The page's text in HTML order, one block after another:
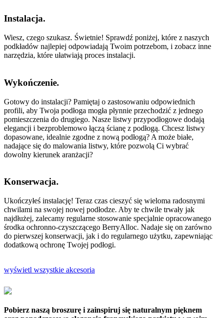
Instalacja.
Wiesz, czego szukasz. Świetnie! Sprawdź poniżej, które z naszych
podkładów najlepiej odpowiadają Twoim potrzebom, i zobacz inne
narzędzia, które ułatwiają proces instalacji.
Wykończenie.
Gotowy do instalacji? Pamiętaj o zastosowaniu odpowiednich
profili, aby Twoja podłoga mogła płynnie przechodzić z jednego
pomieszczenia do drugiego. Nasze listwy przypodłogowe dodają
elegancji i bezproblemowo łączą ścianę z podłogą. Chcesz listwy
dopasowane, idealnie zgodne z nową podłogą? A może białe,
nadające się do malowania listwy, które pozwolą Ci wybrać
dowolny kierunek aranżacji?
Konserwacja.
Ukończyłeś instalację! Teraz czas cieszyć się wieloma radosnymi
chwilami na swojej nowej podłodze. Aby te chwile trwały jak
najdłużej, zalecamy regularne stosowanie specjalnie opracowanego
środka ochronno-czyszczącego BerryAlloc. Nadaje się on zarówno
do pierwszej konserwacji, jak i do regularnego użytku, zapewniając
dodatkową ochronę Twojej podłogi.
wyświetl wszystkie akcesoria
Pobierz naszą broszurę i zainspiruj się naturalnym pięknem